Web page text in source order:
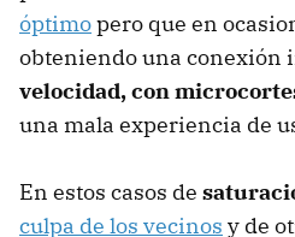
óptimopero que en
obteniendo una conexión
velocidad, con
una mala experiencia de
En estos casos de
culpa de los vecinos y de